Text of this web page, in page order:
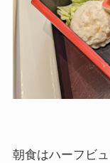
朝食はハーフビ